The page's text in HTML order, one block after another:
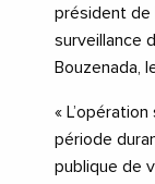
président de
surveillance
Bouzenada,
«
période
publique de